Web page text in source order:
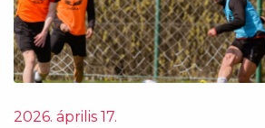
2026. április 17.